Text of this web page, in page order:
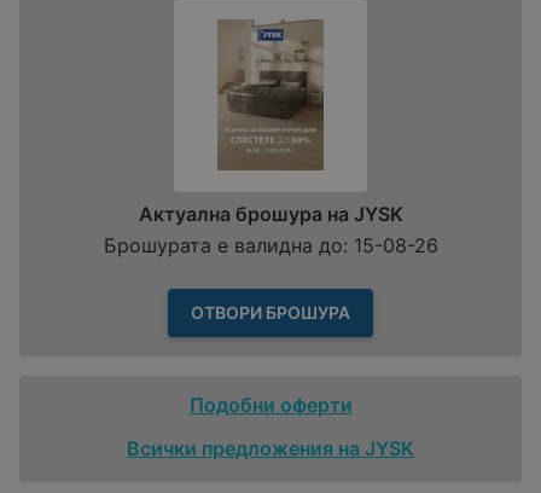
Актуална брошура на JYSK
Брошурата е валидна до: 15-08-26
ОТВОРИ БРОШУРА
Подобни оферти
Всички предложения на JYSK